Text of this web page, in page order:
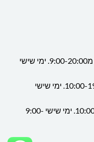
ימים א'-ה' מ9:00-20:00. ימי שישי
: א'-ה' 10:00-19:00. ימי שישי
א'-ה' 10:00-20:00. ימי שישי 9:00-